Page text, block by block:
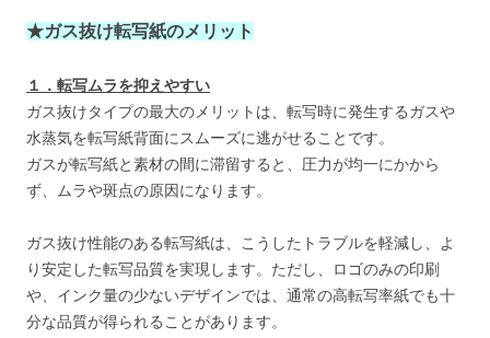
★ガス抜け転写紙のメリット
１．転写ムラを抑えやすい
ガス抜けタイプの最大のメリットは、転写時に発生するガスや
水蒸気を転写紙背面にスムーズに逃がせることです。
ガスが転写紙と素材の間に滞留すると、圧力が均一にかから
ず、ムラや斑点の原因になります。
ガス抜け性能のある転写紙は、こうしたトラブルを軽減し、よ
り安定した転写品質を実現します。ただし、ロゴのみの印刷
や、インク量の少ないデザインでは、通常の高転写率紙でも十
分な品質が得られることがあります。